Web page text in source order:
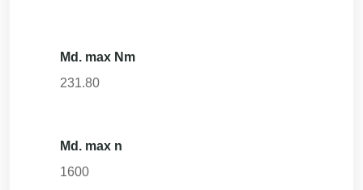
Md. max Nm
231.80
Md. max n
1600